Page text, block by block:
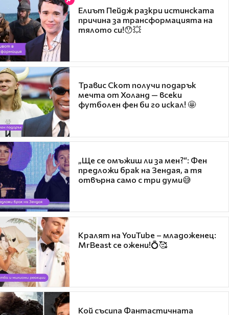
Елиът Пейдж разкри истинската
причина за трансформацията на
тялото си!😯💥
Травис Скот получи подарък
мечта от Холанд — всеки
футболен фен би го искал! 🤩
„Ще се омъжиш ли за мен?“: Фен
предложи брак на Зендая, а тя
отвърна само с три думи😅
Кралят на YouTube – младоженец:
MrBeast се ожени!💍🥰
Кой съсипа Фантастичната